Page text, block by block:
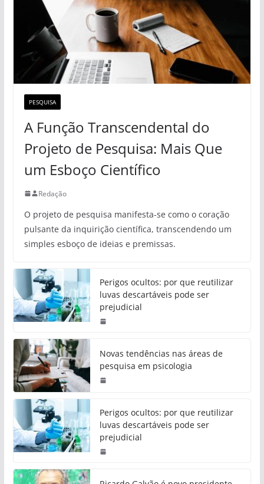
PESQUISA
A Função Transcendental do
Projeto de Pesquisa: Mais Que
um Esboço Científico
Redação
O projeto de pesquisa manifesta-se como o coração
pulsante da inquirição científica, transcendendo um
simples esboço de ideias e premissas.
Perigos ocultos: por que reutilizar
luvas descartáveis pode ser
prejudicial
Novas tendências nas áreas de
pesquisa em psicologia
Perigos ocultos: por que reutilizar
luvas descartáveis pode ser
prejudicial